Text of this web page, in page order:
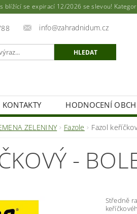
se expirací 12/2026 se slevou! Kategorie
info@zahradnidum.cz
KONTAKTY HODNOCENÍ
ZELENINY Fazole Fazol
-
Středně